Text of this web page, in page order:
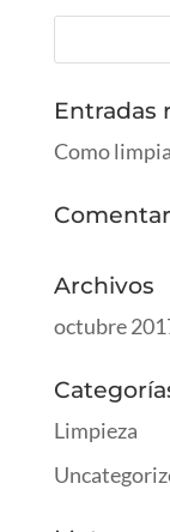
Entradas
Como
Archivos
octubre
Limpieza